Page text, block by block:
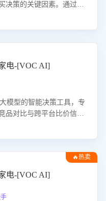
决策的关键因素。通过AI
升GMV。
电-[VOC AI]
模型的智能决策工具，专
品对比与跨平台比价信
并分析消费者的比价行
务优势，有效提升咨询转
现精准扬长避短。
🔥热卖
电-[VOC AI]